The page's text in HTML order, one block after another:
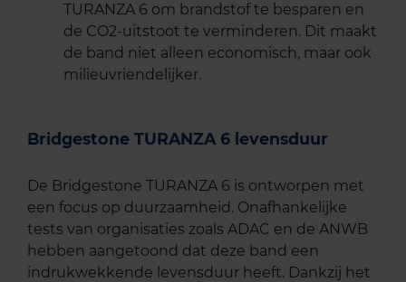
TURANZA 6 om brandstof te besparen en
de CO2-uitstoot te verminderen. Dit maakt
de band niet alleen economisch, maar ook
milieuvriendelijker.
Bridgestone TURANZA 6 levensduur
De Bridgestone TURANZA 6 is ontworpen met
een focus op duurzaamheid. Onafhankelijke
tests van organisaties zoals ADAC en de ANWB
hebben aangetoond dat deze band een
indrukwekkende levensduur heeft. Dankzij het